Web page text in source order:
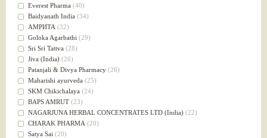
Для глаз(34)
от геморроя(34)
Противовоспалительное
Для Питта доши(32)
Для сердца(32)
Для сосудов головного мозга
Для полости рта(32)
Дефицит железа(31)
Для лица(31)
Употребление в пищу
Ароматерапия(29)
Жаропонижающее(29)
для памяти(28)
Everest Pharma (40)
Baidyanath India (34)
АМРИТА (32)
Goloka Agarbathi (29)
Sri Sri Tattva (28)
Jiva (India) (26)
Patanjali & Divya Pharmacy (26)
Maharishi ayurveda (25)
SKM Chikichalaya (24)
BAPS AMRUT (23)
NAGARJUNA HERBAL CONCENTRATES LTD (India) (22)
CHARAK PHARMA (20)
Satya Sai (20)